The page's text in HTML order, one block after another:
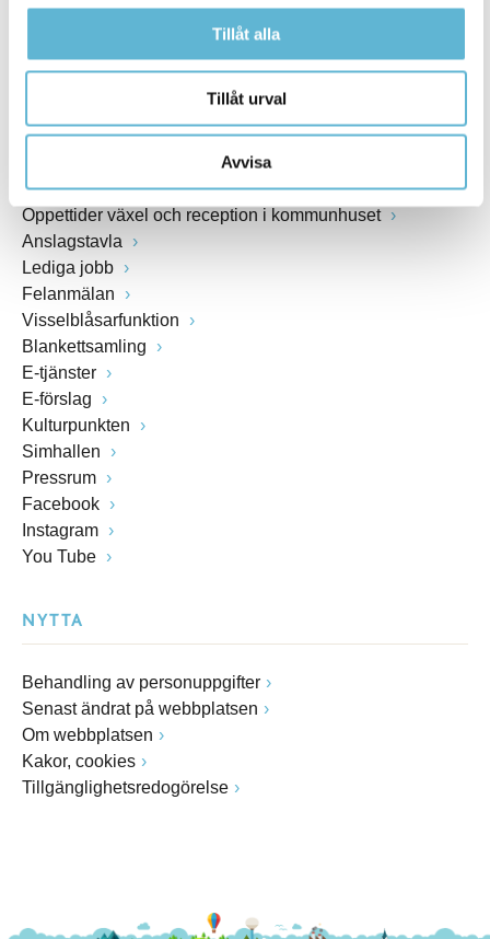
Tillåt alla
Tillåt urval
Avvisa
Fax: 0456-82 22 00
Öppettider växel och reception i kommunhuset
Anslagstavla
Lediga jobb
Felanmälan
Visselblåsarfunktion
Blankettsamling
E-tjänster
E-förslag
Kulturpunkten
Simhallen
Pressrum
Facebook
Instagram
You Tube
NYTTA
Behandling av personuppgifter
Senast ändrat på webbplatsen
Om webbplatsen
Kakor, cookies
Tillgänglighetsredogörelse